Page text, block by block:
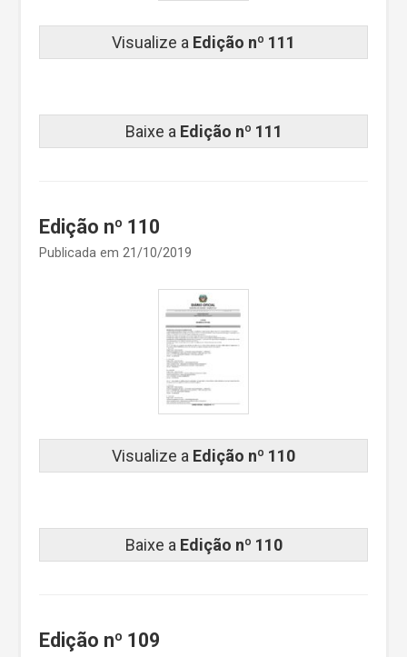
Visualize a Edição nº 111
Baixe a Edição nº 111
Edição nº 110
Publicada em 21/10/2019
Visualize a Edição nº 110
Baixe a Edição nº 110
Edição nº 109